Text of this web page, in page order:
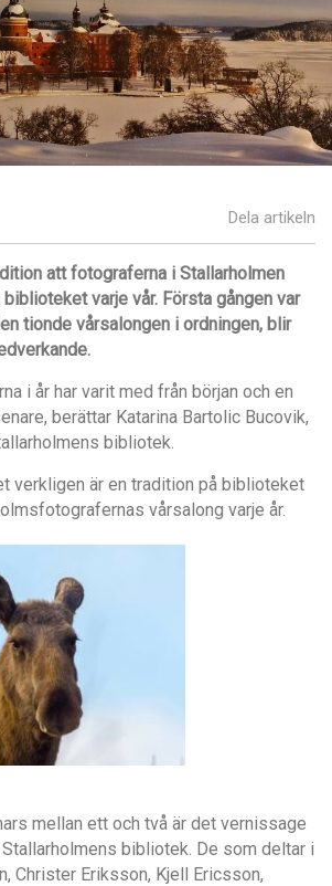
Dela artikeln
att fotograferna i Stallarholmen
varje vår. Första gången var
tionde vårsalongen i ordningen, blir
i år har varit med från början och en
berättar Katarina Bartolic Bucovik,
bibliotek.
verkligen är en tradition på biblioteket
vårsalong varje år.
mellan ett och två är det vernissage
bibliotek. De som deltar i
Christer Eriksson, Kjell Ericsson,